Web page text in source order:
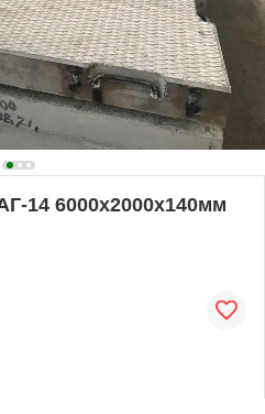
14 6000х2000х140мм